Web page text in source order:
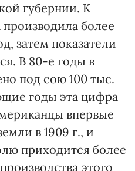
губернии. К
производила более
затем показатели
В 80-е годы в
под сою 100 тыс.
годы эта цифра
впервые
в 1909 г., и
приходится более
этого